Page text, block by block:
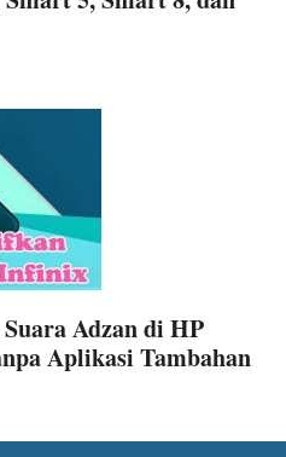
Adzan di HP
Aplikasi Tambahan